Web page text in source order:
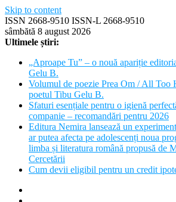
Skip to content
ISSN 2668-9510 ISSN-L 2668-9510
sâmbătă 8 august 2026
Ultimele știri:
„Aproape Tu” – o nouă apariție
Gelu B.
Volumul de poezie Prea Om / All Too
poetul Tibu Gelu B.
Sfaturi esențiale pentru o igienă
companie – recomandări pentru 2026
Editura Nemira lansează un
ar putea afecta pe adolescenți noua
limba și literatura română propusă de
Cercetării
Cum devii eligibil pentru un credit